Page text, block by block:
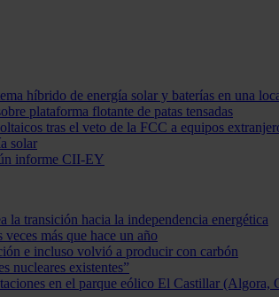
híbrido de energía solar y baterías en una
plataforma flotante de patas tensadas
tras el veto de la FCC a equipos
solar
informe CII-EY
la transición hacia la independencia energética
más que hace un año
e incluso volvió a producir con carbón
nucleares existentes”
en el parque eólico El Castillar (Algora,